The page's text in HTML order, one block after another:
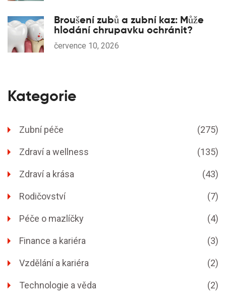
Broušení zubů a zubní kaz: Může
hlodání chrupavku ochránit?
července 10, 2026
Kategorie
Zubní péče (275)
Zdraví a wellness (135)
Zdraví a krása (43)
Rodičovství (7)
Péče o mazlíčky (4)
Finance a kariéra (3)
Vzdělání a kariéra (2)
Technologie a věda (2)